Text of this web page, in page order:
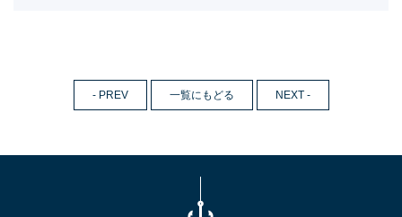
- PREV 一覧にもどる NEXT -